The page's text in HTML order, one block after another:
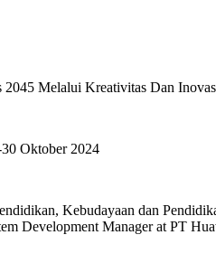
2045 Melalui Kreativitas Dan
Oktober 2024
Kebudayaan dan
Development Manager at PT